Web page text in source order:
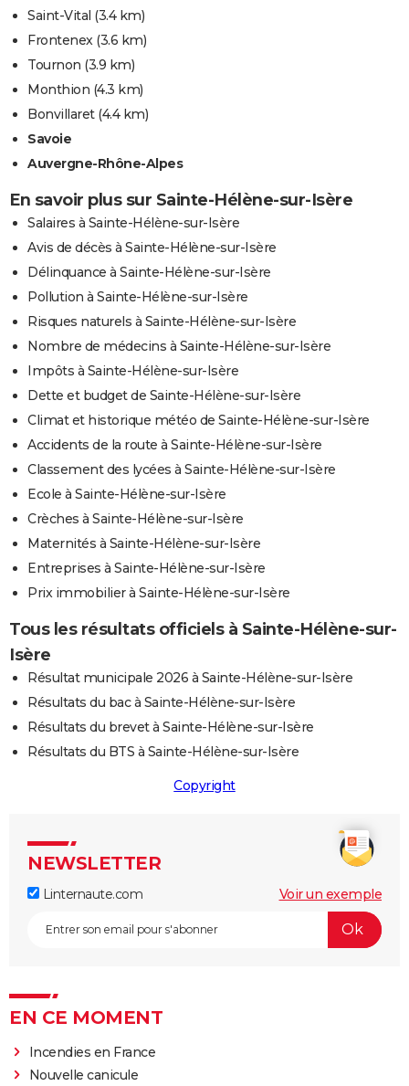
Saint-Vital (3.4 km)
Frontenex(3.6 km)
Tournon (3.9 km)
Monthion (4.3 km)
Bonvillaret(4.4 km)
Savoie
Auvergne-Rhône-Alpes
En savoir plus sur Sainte-Hélène-sur-Isère
Salaires à Sainte-Hélène-sur-Isère
Avis de décès à Sainte-Hélène-sur-Isère
Délinquance à Sainte-Hélène-sur-Isère
Pollution à Sainte-Hélène-sur-Isère
Risques naturels à Sainte-Hélène-sur-Isère
Nombre de médecins à Sainte-Hélène-sur-Isère
Impôts à Sainte-Hélène-sur-Isère
Dette et budget de Sainte-Hélène-sur-Isère
Climat et historique météo de Sainte-Hélène-sur-Isère
Accidents de la route à Sainte-Hélène-sur-Isère
Classement des lycées à Sainte-Hélène-sur-Isère
Ecole à Sainte-Hélène-sur-Isère
Crèches à Sainte-Hélène-sur-Isère
Maternités à Sainte-Hélène-sur-Isère
Entreprises à Sainte-Hélène-sur-Isère
Prix immobilier à Sainte-Hélène-sur-Isère
Tous les résultats officiels à Sainte-Hélène-sur-
Isère
Résultat municipale 2026 à Sainte-Hélène-sur-Isère
Résultats du bac à Sainte-Hélène-sur-Isère
Résultats du brevet à Sainte-Hélène-sur-Isère
Résultats du BTS à Sainte-Hélène-sur-Isère
Copyright
NEWSLETTER
Linternaute.com Voir un exemple
EN CE MOMENT
Incendies en France
Nouvelle canicule